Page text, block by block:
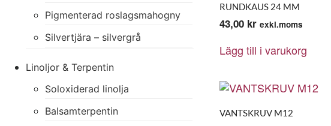
Pigmenterad roslagsmahogny
Silvertjära – silvergrå
Linoljor & Terpentin
Soloxiderad linolja
Balsamterpentin
RUNDKAUS 24 MM
43,00 kr exkl.moms
Lägg till i varukorg
VANTSKRUV M12